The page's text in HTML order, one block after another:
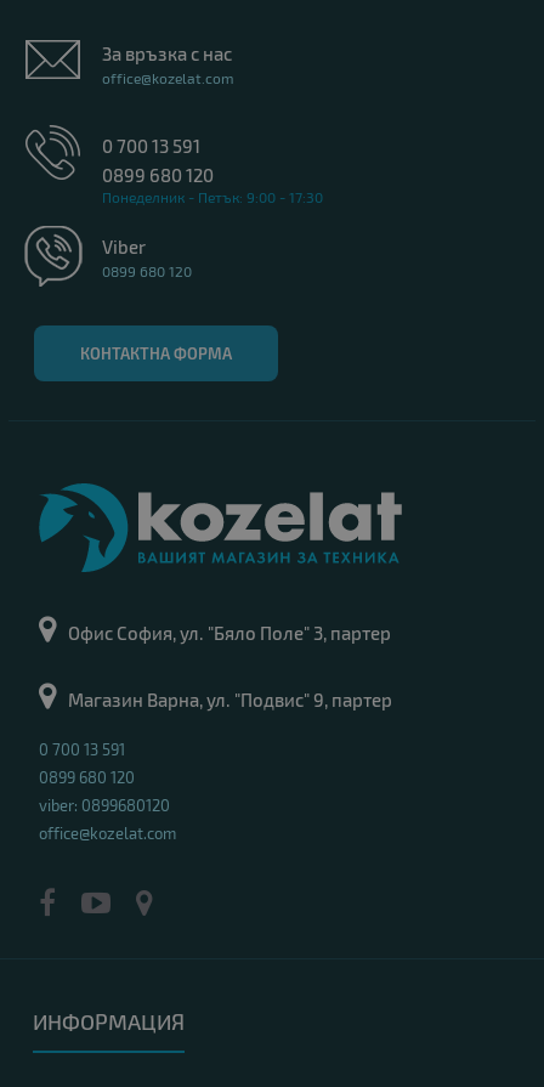
Процесор: Intel Core i5, 1245U up to 4.40GHz 12MB
Хард диск
: 512GB M.2 NVMe SSD
OS : Без операционна система. Добавете Windows 11 от опциите.
Гаранция
За връзка с нас
office@kozelat.com
0 700 13 591
0899 680 120
Понеделник - Петък: 9:00 - 17:30
Viber
0899 680 120
КОНТАКТНА ФОРМА
Офис София, ул. "Бяло Поле" 3, партер
Магазин Варна, ул. "Подвис" 9, партер
0 700 13 591
0899 680 120
viber: 0899680120
office@kozelat.com
ИНФОРМАЦИЯ